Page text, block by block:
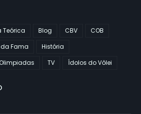
Teórica Blog CBV
COB
Fama
História
TV Ídolos do Vôlei